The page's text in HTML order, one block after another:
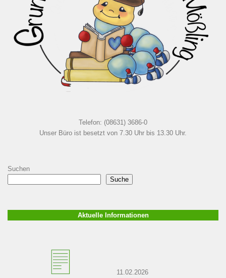
Telefon: (08631) 3686-0
Unser Büro ist besetzt von 7.30 Uhr bis 13.30 Uhr.
Suchen
Suche
Aktuelle Informationen
11.02.2026